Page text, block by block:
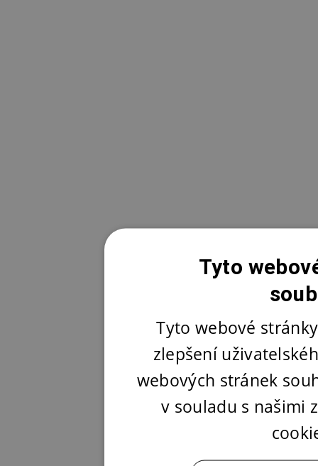
Tyto
Tyto webové
zlepšení
webových stránek
v souladu s našimi